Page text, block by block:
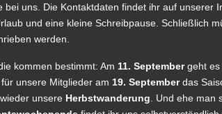
bei uns. Die Kontaktdaten findet ihr auf unserer
und eine kleine Schreibpause. Schließlich
werden.
kommen bestimmt: Am 11. Septembergeht es
unsere Mitglieder am 19. Septemberdas
unsere Herbstwanderung . Und ehe